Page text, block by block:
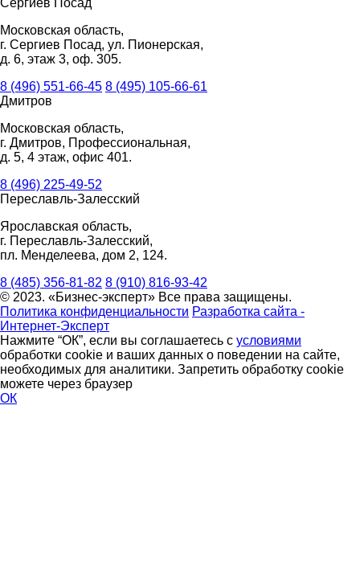
Сергиев Посад
Московская область,
г. Сергиев Посад, ул. Пионерская,
д. 6, этаж 3, оф. 305.
8 (496) 551-66-45 8 (495) 105-66-61
Дмитров
Московская область,
г. Дмитров, Профессиональная,
д. 5, 4 этаж, офис 401.
8 (496) 225-49-52
Переславль-Залесский
Ярославская область,
г. Переславль-Залесский,
пл. Менделеева, дом 2, 124.
8 (485) 356-81-82 8 (910) 816-93-42
© 2023. «Бизнес-эксперт» Все права защищены.
Политика конфиденциальности Разработка сайта -
Интернет-Эксперт
Нажмите “ОК”, если вы соглашаетесь с условиями
обработки cookie и ваших данных о поведении на сайте,
необходимых для аналитики. Запретить обработку cookie
можете через браузер
ОК